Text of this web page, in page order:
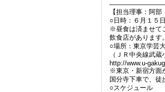
【担当理事：阿
○日時：６月１５
※昼食は済ませて
飲食店があります。
○場所：東京学芸
（ＪＲ中央線武
http://www.u-
※東京・新宿方面
国分寺下車で、徒
○スケジュール